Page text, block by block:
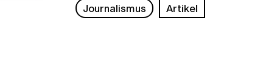
Journalismus
Artikel